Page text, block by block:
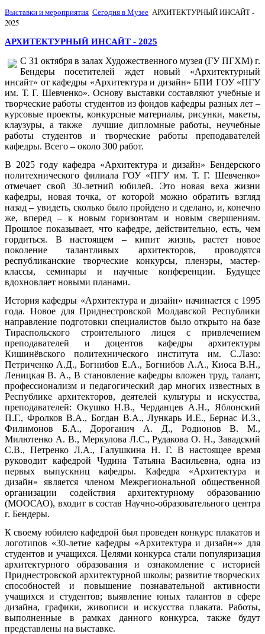
Выставки и мероприятия Сегодня в Музее АРХИТЕКТУРНЫЙ ИНСАЙТ -
2025
АРХИТЕКТУРНЫЙ ИНСАЙТ - 2025
С 31 октября в залах Художественного музея (ГУ ПГХМ) г.
Бендеры посетителей ждет новый «Архитектурный
инсайт» от кафедры «Архитектура и дизайн» БПИ ГОУ «ПГУ
им. Т. Г. Шевченко». Основу выставки составляют учебные и
творческие работы студентов из фондов кафедры разных лет –
курсовые проекты, конкурсные материалы, рисунки, макеты,
клаузуры, а также лучшие дипломные работы, неучебные
работы студентов и творческие работы преподавателей
кафедры. Всего – около 300 работ.
В 2025 году кафедра «Архитектура и дизайн» Бендерского
политехнического филиала ГОУ «ПГУ им. Т. Г. Шевченко»
отмечает свой 30-летний юбилей. Это новая веха жизни
кафедры, новая точка, от которой можно обратить взгляд
назад – увидеть, сколько было пройдено и сделано, и, конечно
же, вперед – к новым горизонтам и новым свершениям.
Прошлое показывает, что кафедре, действительно, есть, чем
гордиться. В настоящем – кипит жизнь, растет новое
поколение талантливых архитекторов, проводятся
республиканские творческие конкурсы, пленэры, мастер-
классы, семинары и научные конференции. Будущее
вдохновляет новыми планами.
История кафедры «Архитектура и дизайн» начинается с 1995
года. Новое для Приднестровской Молдавской Республики
направление подготовки специалистов было открыто на базе
Тираспольского строительного лицея с привлечением
преподавателей и доцентов кафедры архитектуры
Кишинёвского политехнического института им. С.Лазо:
Петриченко А.Д., Богнибов Е.А., Богнибов А.А., Киоса В.Н.,
Леницкая В. А., В становление кафедры вложен труд, талант,
профессионализм и педагогический дар многих известных в
Республике архитекторов, деятелей культуры и искусства,
преподавателей: Окушко Н.В., Черданцев А.Н., Яблонский
П.Г., Фролков В.А., Богдан В.А., Лункарь И.Е., Бернас И.З.,
Филимонов Б.А., Дороганич А. Д., Родионов В. М.,
Милютенко А. В., Меркулова Л.С., Рудакова О. Н., Завадский
С.В., Петренко Л.А., Галушкина Н. Г. В настоящее время
руководит кафедрой Чудина Татьяна Васильевна, одна из
первых выпускниц кафедры. Кафедра «Архитектура и
дизайн» является членом Межрегиональной общественной
организации содействия архитектурному образованию
(МООСАО), входит в состав Научно-образовательного центра
г. Бендеры.
К своему юбилею кафедрой был проведен конкурс плакатов и
логотипов «30-летие кафедры «Архитектура и дизайн»» для
студентов и учащихся. Целями конкурса стали популяризация
архитектурного образования и ознакомление с историей
Приднестровской архитектурной школы; развитие творческих
способностей и повышение познавательной активности
учащихся и студентов; выявление юных талантов в сфере
дизайна, графики, живописи и искусства плаката. Работы,
выполненные в рамках данного конкурса, также будут
представлены на выставке.